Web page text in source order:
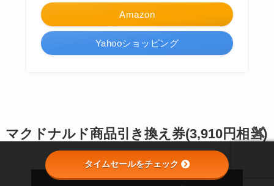
Amazon
Yahooショッピング
マクドナルド商品引き換え券(3,910円相当)
タイムセールをチェック